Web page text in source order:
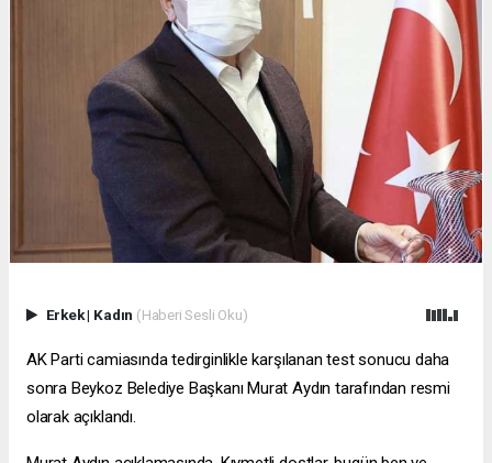
Erkek| Kadın (Haberi Sesli Oku)
AK Parti camiasında tedirginlikle karşılanan test sonucu daha
sonra Beykoz Belediye Başkanı Murat Aydın tarafından resmi
olarak açıklandı.